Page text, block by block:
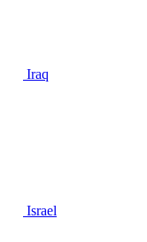
Iraq
Israel